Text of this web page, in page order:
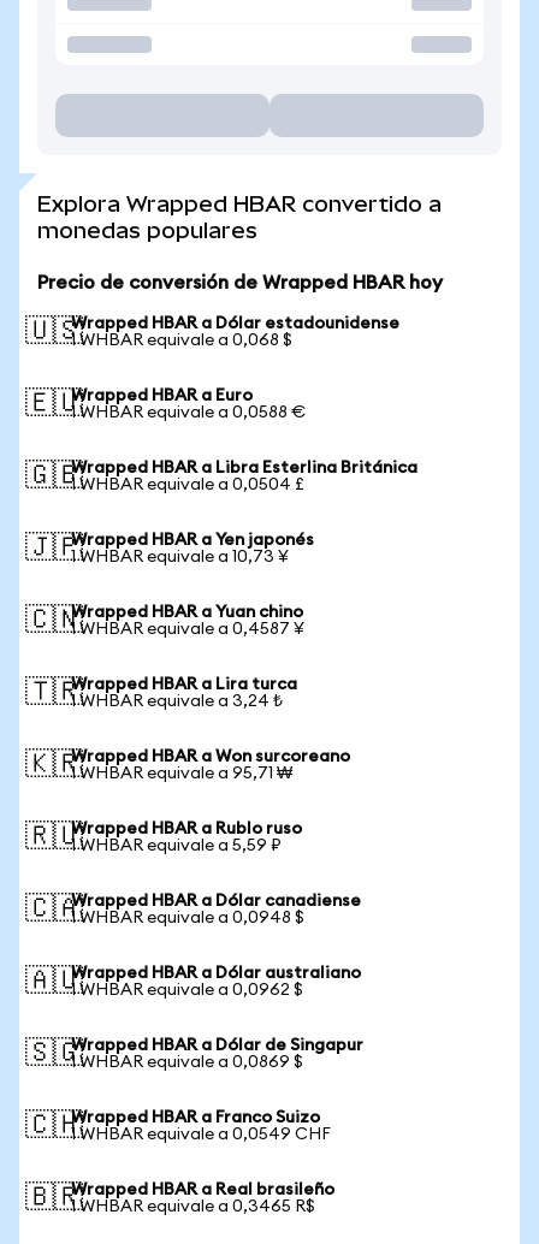
Explora Wrapped HBAR convertido a
monedas populares
Precio de conversión de Wrapped HBAR hoy
🇺🇸Wrapped HBAR a Dólar estadounidense
1 WHBAR equivale a 0,068 $
🇪🇺Wrapped HBAR a Euro
1 WHBAR equivale a 0,0588 €
🇬🇧Wrapped HBAR a Libra Esterlina Británica
1 WHBAR equivale a 0,0504 £
🇯🇵Wrapped HBAR a Yen japonés
1 WHBAR equivale a 10,73 ¥
🇨🇳Wrapped HBAR a Yuan chino
1 WHBAR equivale a 0,4587 ¥
🇹🇷Wrapped HBAR a Lira turca
1 WHBAR equivale a 3,24 ₺
🇰🇷Wrapped HBAR a Won surcoreano
1 WHBAR equivale a 95,71 ₩
🇷🇺Wrapped HBAR a Rublo ruso
1 WHBAR equivale a 5,59 ₽
🇨🇦Wrapped HBAR a Dólar canadiense
1 WHBAR equivale a 0,0948 $
🇦🇺Wrapped HBAR a Dólar australiano
1 WHBAR equivale a 0,0962 $
🇸🇬Wrapped HBAR a Dólar de Singapur
1 WHBAR equivale a 0,0869 $
🇨🇭Wrapped HBAR a Franco Suizo
1 WHBAR equivale a 0,0549 CHF
🇧🇷Wrapped HBAR a Real brasileño
1 WHBAR equivale a 0,3465 R$